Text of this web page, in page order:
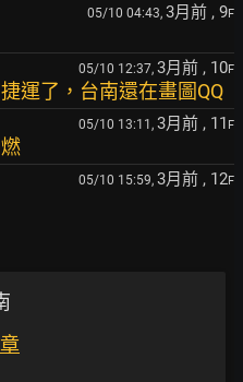
05/10 04:43, 3月前 , 9F
05/10 12:37, 3月前 , 10F
運了，台南還在畫圖QQ
05/10 13:11, 3月前 , 11 F
05/10 15:59, 3月前 , 12F